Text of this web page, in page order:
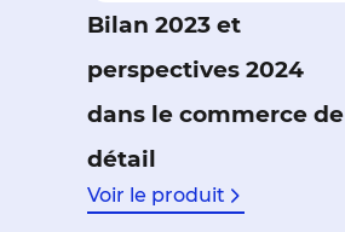
Bilan 2023 et
perspectives 2024
dans le commerce de
détail
Voir le produit